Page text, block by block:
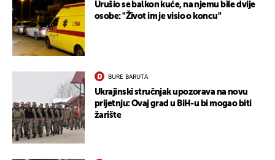
Urušio se balkon kuće, na njemu bile dvije
osobe: "Život im je visio o koncu"
BURE BARUTA
Ukrajinski stručnjak upozorava na novu
prijetnju: Ovaj grad u BiH-u bi mogao biti
žarište